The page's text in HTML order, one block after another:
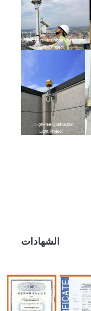
الشهادات